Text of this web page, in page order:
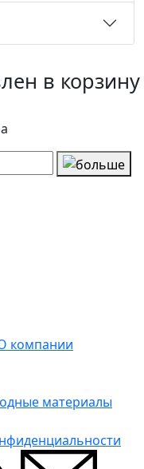
в корзину
компании
материалы